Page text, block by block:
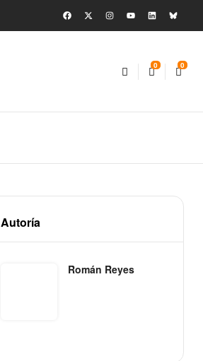
0 0
Autoría
Román Reyes